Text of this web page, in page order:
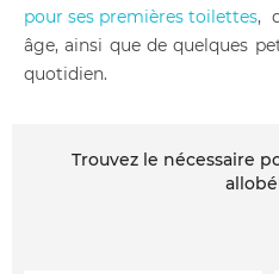
pour ses premières toilettes,
âge, ainsi que de quelques
quotidien.
Trouvez le nécessaire